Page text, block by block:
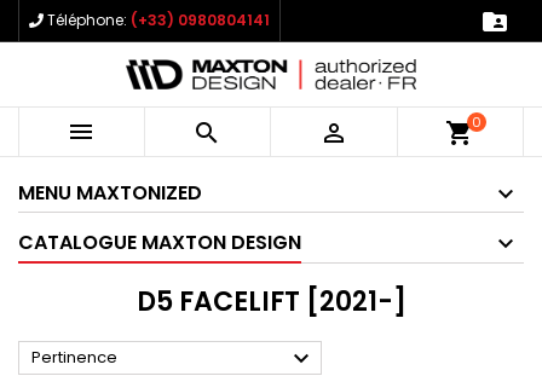
Téléphone: (+33) 0980804141 
   shopping_cart0
MENU MAXTONIZED
CATALOGUE MAXTON DESIGN
D5 FACELIFT [2021-]
Pertinence 